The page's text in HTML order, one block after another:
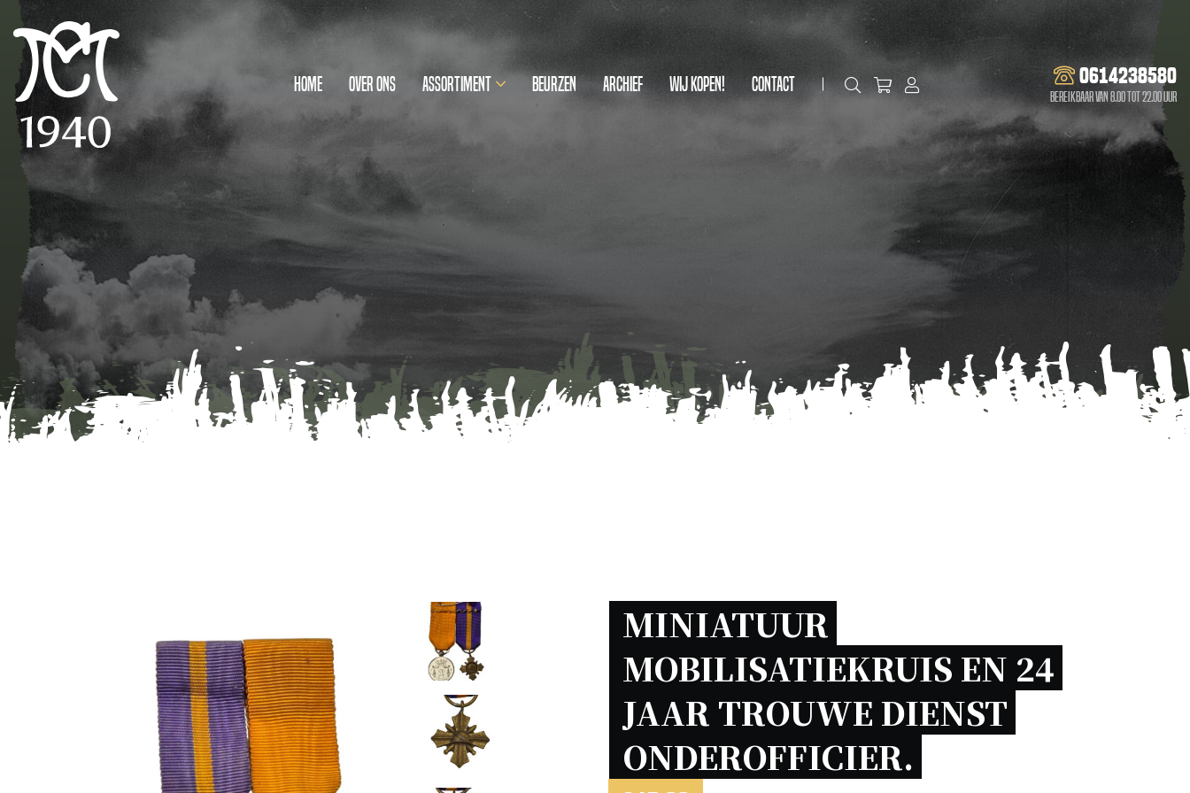
0614238580
Bereikbaar van 8.00 tot 22.00 uur
Home Over ons Assortiment Beurzen Archief Wij kopen! Contact
MINIATUUR
MOBILISATIEKRUIS EN 24
JAAR TROUWE DIENST
ONDEROFFICIER.